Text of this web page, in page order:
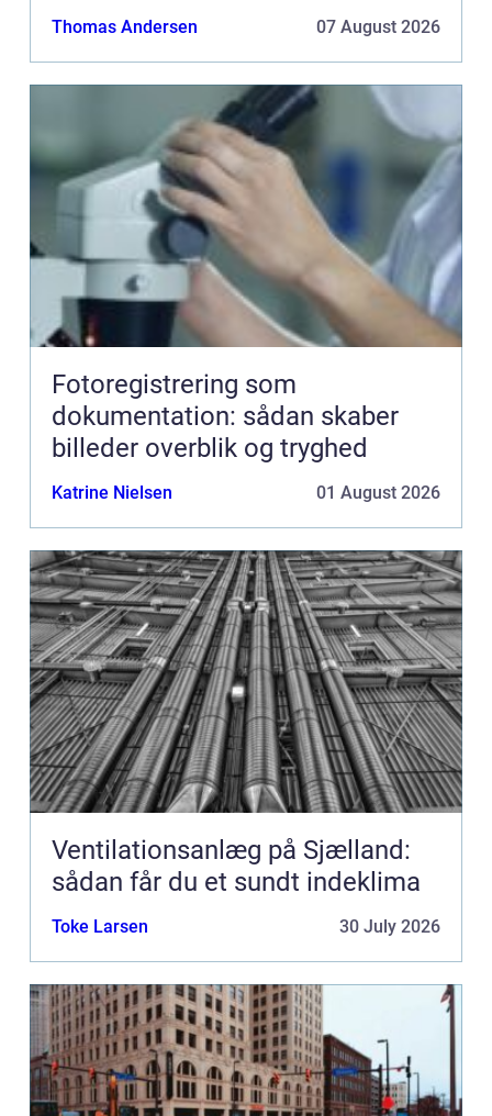
Thomas Andersen 07 August 2026
Fotoregistrering som
dokumentation: sådan skaber
billeder overblik og tryghed
Katrine Nielsen 01 August 2026
Ventilationsanlæg på Sjælland:
sådan får du et sundt indeklima
Toke Larsen 30 July 2026